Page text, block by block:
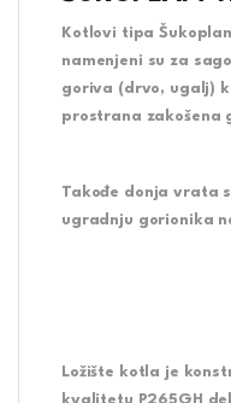
Kotlovi tipa
namenjeni su za
goriva (drvo, ugalj)
prostrana zakošena
Takođe donja vrata
ugradnju gorionika
Ložište kotla je